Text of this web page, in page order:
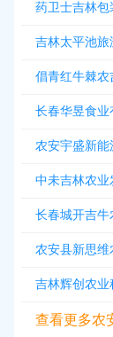
药卫士吉林包
吉林太平池旅
倡青红牛棘农
长春华昱食业
农安宇盛新能
中未吉林农业
长春城开吉牛
农安县新思维
吉林辉创农业
查看更多农